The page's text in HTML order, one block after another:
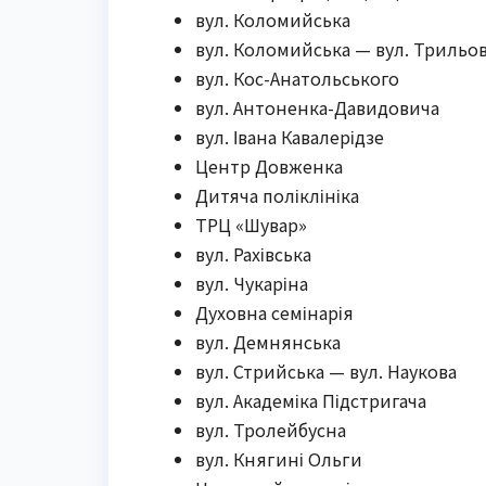
вул. Коломийська
вул. Коломийська — вул.
вул. Кос-Анатольського
вул. Антоненка-Давидовича
вул. Івана Кавалерідзе
Центр Довженка
Дитяча поліклініка
ТРЦ «Шувар»
вул. Рахівська
вул. Чукаріна
Духовна семінарія
вул. Демнянська
вул. Стрийська — вул. Наукова
вул. Академіка Підстригача
вул. Тролейбусна
вул. Княгині Ольги